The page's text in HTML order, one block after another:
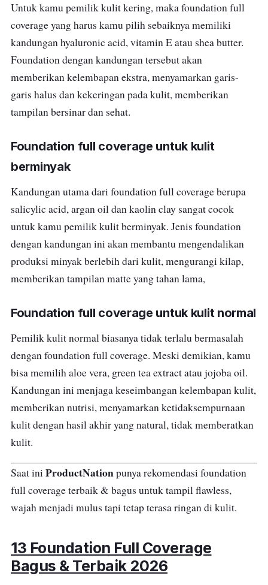
Untuk kamu pemilik kulit kering, maka foundation full
coverage yang harus kamu pilih sebaiknya memiliki
kandungan hyaluronic acid, vitamin E atau shea butter.
Foundation dengan kandungan tersebut akan
memberikan kelembapan ekstra, menyamarkan garis-
garis halus dan kekeringan pada kulit, memberikan
tampilan bersinar dan sehat.
Foundation full coverage untuk kulit
berminyak
Kandungan utama dari foundation full coverage berupa
salicylic acid, argan oil dan kaolin clay sangat cocok
untuk kamu pemilik kulit berminyak. Jenis foundation
dengan kandungan ini akan membantu mengendalikan
produksi minyak berlebih dari kulit, mengurangi kilap,
memberikan tampilan matte yang tahan lama,
Foundation full coverage untuk kulit normal
Pemilik kulit normal biasanya tidak terlalu bermasalah
dengan foundation full coverage. Meski demikian, kamu
bisa memilih aloe vera, green tea extract atau jojoba oil.
Kandungan ini menjaga keseimbangan kelembapan kulit,
memberikan nutrisi, menyamarkan ketidaksempurnaan
kulit dengan hasil akhir yang natural, tidak memberatkan
kulit.
Saat iniProductNationpunya rekomendasi foundation
full coverage terbaik & bagus untuk tampil flawless,
wajah menjadi mulus tapi tetap terasa ringan di kulit.
13 Foundation Full Coverage
Bagus & Terbaik 2026